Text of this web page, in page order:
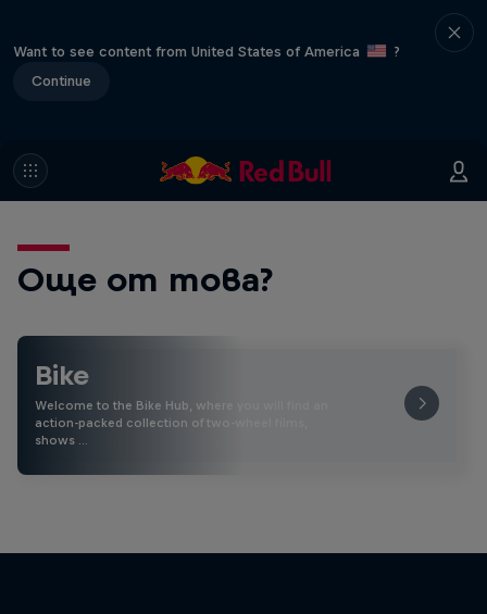
Want to see content from United States of America
?
Continue
Още от това?
Bike
Welcome to the Bike Hub, where you will find an
action-packed collection of two-wheel films,
shows …